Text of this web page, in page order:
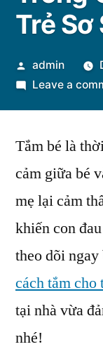
Trẻ Sơ
Posted
by
admin
Leave a
Tắm bé là
cảm giữa bé
mẹ lại cảm
khiến con
theo dõi
cách tắm cho
tại nhà vừa
nhé!